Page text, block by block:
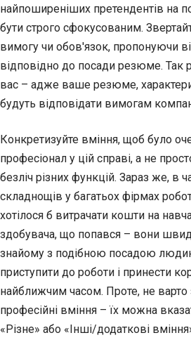
найпоширеніших претендентів на
бути строго сфокусованим.
вимогу чи обов'язок, пропонуючи
відповідно до посади резюме. Так
вас – адже ваше резюме,
будуть відповідати вимогам
Конкретизуйте вміння, щоб було
професіонал у цій справі, а не
безліч різних функцій. Зараз же, в
складнощів у багатьох фірмах
хотілося б витрачати кошти на
здобувача, що попався – вони
знайому з подібною посадою
приступити до роботи і принести
найближчим часом. Проте, не варто
професійні вміння – їх можна
«Різне» або «Інші/додаткові